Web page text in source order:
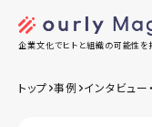
企業文化でヒトと組織の可能性を
トップ 事例 インタビュー